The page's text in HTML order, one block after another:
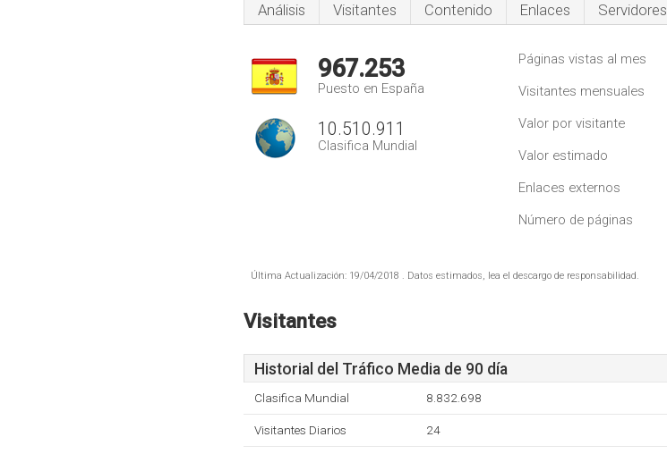
Análisis Visitantes Contenido Enlaces Servidores
967.253
Puesto en España
10.510.911
Clasifica Mundial
Páginas vistas al mes
Visitantes mensuales
Valor por visitante
Valor estimado
Enlaces externos
Número de páginas
Última Actualización: 19/04/2018 . Datos estimados, lea el descargo de responsabilidad.
Visitantes
Historial del Tráfico Media de 90 día
Clasifica Mundial 8.832.698
Visitantes Diarios 24